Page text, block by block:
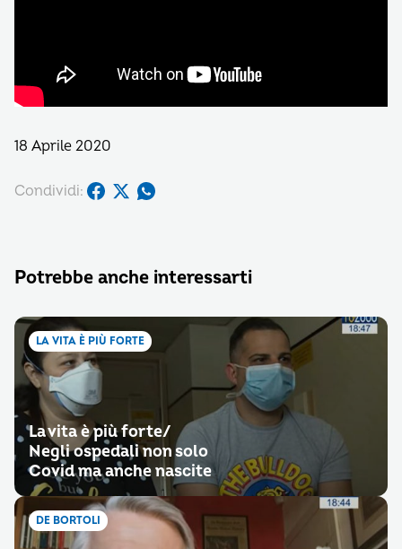
18 Aprile 2020
Condividi:
Potrebbe anche interessarti
LA VITA È PIÙ FORTE
La vita è più forte/
Negli ospedali non solo
Covid ma anche nascite
DE BORTOLI